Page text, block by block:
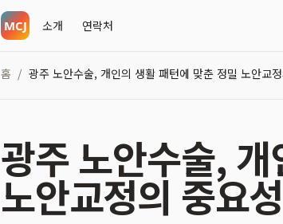
소개 연락처
홈 / 광주 노안수술, 개인의 생활 패턴에 맞춘 정밀 노안교
광주 노안수술,
노안교정의 중요성